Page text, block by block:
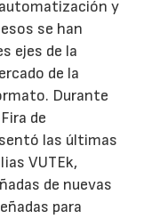
y
se han
ejes de la
de la
Durante
de
las últimas
VUTEk,
de nuevas
para